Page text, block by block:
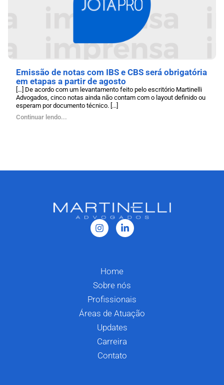
Emissão de notas com IBS e CBS será obrigatória
em etapas a partir de agosto
[…] De acordo com um levantamento feito pelo escritório Martinelli
Advogados, cinco notas ainda não contam com o layout definido ou
esperam por documento técnico. [...]
Continuar lendo...
Home
Sobre nós
Profissionais
Áreas de Atuação
Updates
Carreira
Contato